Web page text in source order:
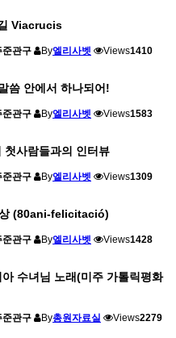
Viacrucis
준관구 By엘리사벳 Views1410
씀 안에서 하나되어!
준관구 By엘리사벳 Views1583
사람들과의 인터뷰
준관구 By엘리사벳 Views1309
(80ani-felicitació)
준관구 By엘리사벳 Views1428
수녀님 노래(미주 가톨릭평화
준관구 By총원자료실 Views2279